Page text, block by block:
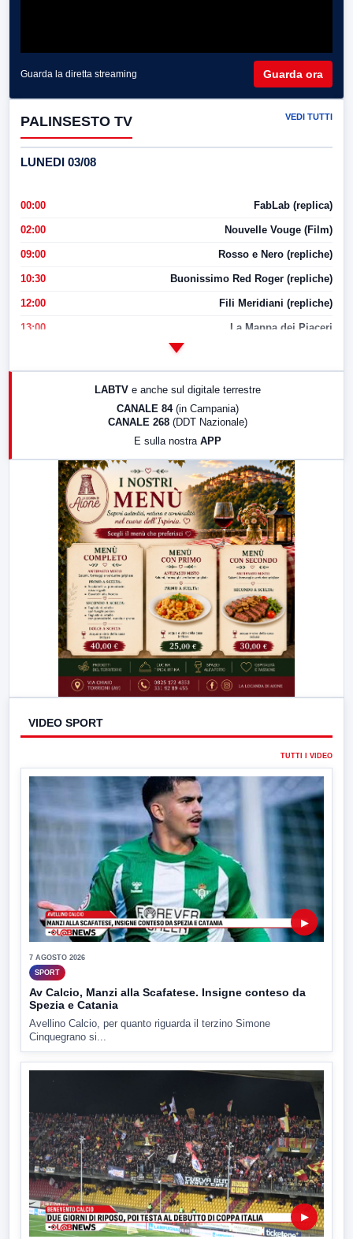
Guarda la diretta streaming Guarda ora
PALINSESTO TV VEDI TUTTI
LUNEDI 03/08
00:00 FabLab (replica)
02:00 Nouvelle Vouge (Film)
09:00 Rosso e Nero (repliche)
10:30 Buonissimo Red Roger (repliche)
12:00 Fili Meridiani (repliche)
13:00 La Mappa dei Piaceri
LabNews (replica)
LABTV e anche sul digitale terrestre
CANALE 84 (in Campania)
CANALE 268 (DDT Nazionale)
E sulla nostra APP
VIDEO SPORT
TUTTI I VIDEO
▶
7 AGOSTO 2026
SPORT
Av Calcio, Manzi alla Scafatese. Insigne conteso da
Spezia e Catania
Avellino Calcio, per quanto riguarda il terzino Simone
Cinquegrano si...
▶